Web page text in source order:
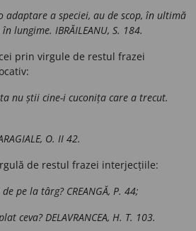
adaptare a speciei, au de scop, în ultimă
lungime. IBRĂILEANU, S. 184.
prin virgule de restul frazei
nu știi cine-i cuconița care a trecut.
O. II 42.
de restul frazei interjecțiile:
pe la târg? CREANGĂ, P. 44;
ceva? DELAVRANCEA, H. T. 103.